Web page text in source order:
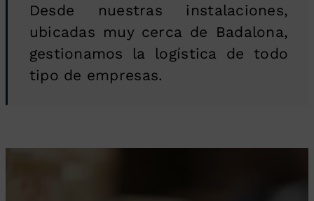
Desde nuestras instalaciones,
ubicadas muy cerca de Badalona,
gestionamos la logística de todo
tipo de empresas.